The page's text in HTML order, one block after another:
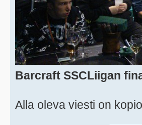
Barcraft SSCLiigan
Alla oleva viesti on